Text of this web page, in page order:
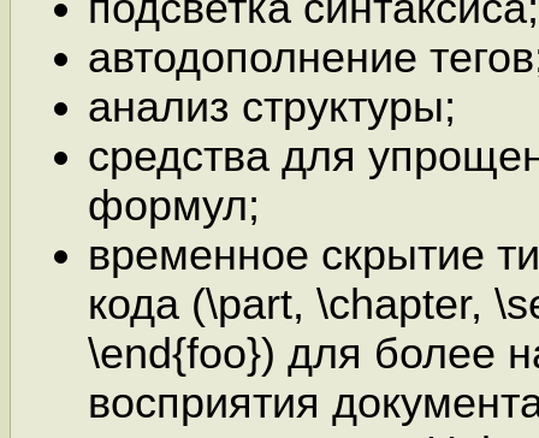
автодополнение
анализ структуры;
средства для
формул;
временное скрытие
кода (\part, \chapter,
\end{foo}) для более
восприятия